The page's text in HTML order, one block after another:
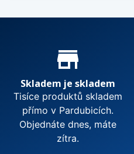
Proč nakupovat u nás?
store_mall_directory
Skladem je skladem
Tisíce produktů skladem
přímo v Pardubicích.
Objednáte dnes, máte
zítra.